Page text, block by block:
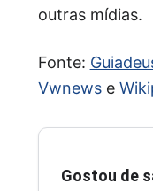
outras mídias.
Fonte:
Vwnewse
Gostou de